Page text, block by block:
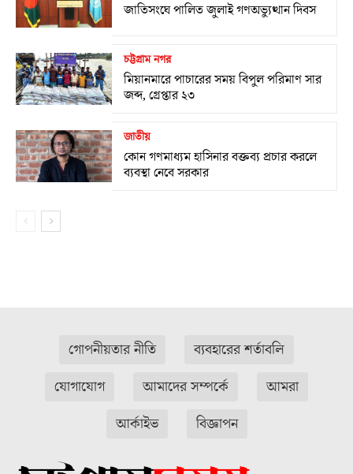
জাতিসংঘে পালিত জুলাই গণঅভ্যুত্থান দিবস
চট্টগ্রাম নগর
মিয়ানমারে পাচারের সময় বিপুল পরিমাণ সার
জব্দ, গ্রেপ্তার ২৩
জাতীয়
কোন গণমাধ্যম হাসিনার বক্তব্য প্রচার করলে
ব্যবস্থা নেবে সরকার
গোপনীয়তার নীতি
ব্যবহারের শর্তাবলি
যোগাযোগ
আমাদের সম্পর্কে
আমরা
আর্কাইভ
বিজ্ঞাপন